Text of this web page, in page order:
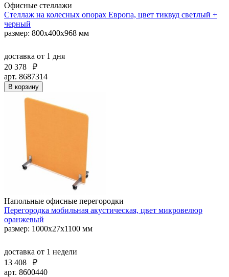
Офисные стеллажи
Стеллаж на колесных опорах Европа, цвет тиквуд светлый +
черный
размер: 800х400х968 мм
доставка от 1 дня
20 378
₽
арт. 8687314
В корзину
Напольные офисные перегородки
Перегородка мобильная акустическая, цвет микровелюр
оранжевый
размер: 1000х27х1100 мм
доставка от 1 недели
13 408
₽
арт. 8600440